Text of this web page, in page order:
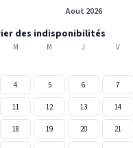
Aout 2026
des indisponibilités
M M J V
4 5 6 7
11 12 13 14
18 19 20 21